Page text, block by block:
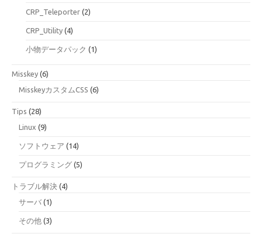
CRP_Teleporter (2)
CRP_Utility (4)
小物データパック (1)
Misskey (6)
MisskeyカスタムCSS (6)
Tips (28)
Linux (9)
ソフトウェア (14)
プログラミング (5)
トラブル解決 (4)
サーバ (1)
その他 (3)